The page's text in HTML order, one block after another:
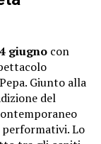
giugno con
Giunto alla
del
Lo